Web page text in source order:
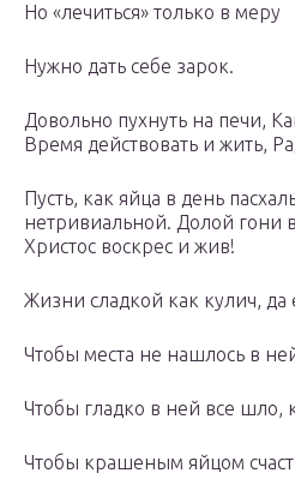
Но «лечиться» только в меру
Нужно дать себе зарок.
Довольно пухнуть на печи,
Время действовать и жить,
Пусть, как яйца в день
нетривиальной. Долой гони
Христос воскрес и жив!
Жизни сладкой как кулич,
Чтобы места не нашлось в
Чтобы гладко в ней все шло,
Чтобы крашеным яйцом